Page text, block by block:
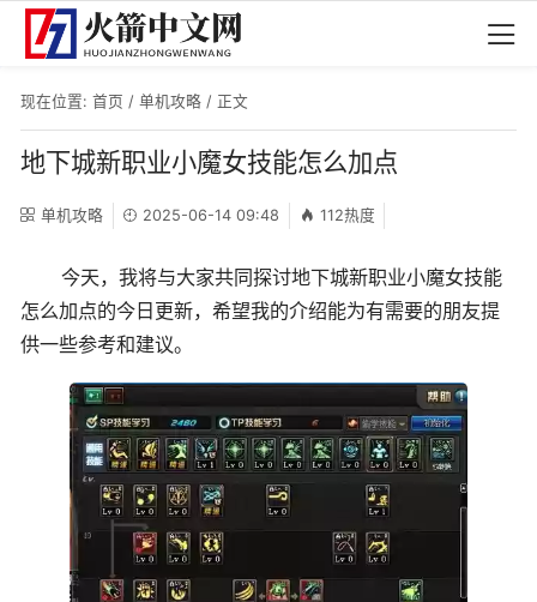
现在位置: 首页 / 单机攻略 / 正文
地下城新职业小魔女技能怎么加点
单机攻略 2025-06-14 09:48 112热度
今天，我将与大家共同探讨地下城新职业小魔女技能
怎么加点的今日更新，希望我的介绍能为有需要的朋友提
供一些参考和建议。